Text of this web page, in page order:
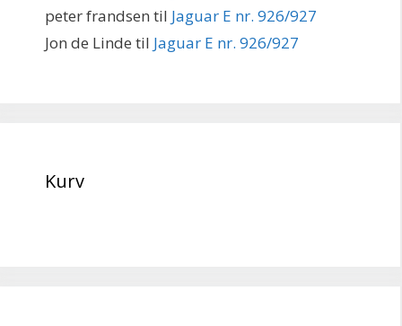
peter frandsen til Jaguar E nr. 926/927
Jon de Linde til Jaguar E nr. 926/927
Kurv